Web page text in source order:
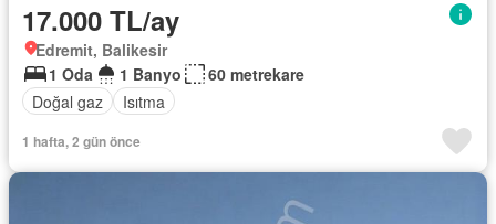
17.000 TL/ay
Edremit, Balikesir
1 Oda
1 Banyo
60 metrekare
Doğal gaz
Isıtma
1 hafta, 2 gün önce